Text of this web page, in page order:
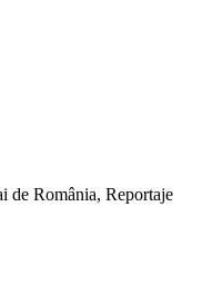
de România, Reportaje